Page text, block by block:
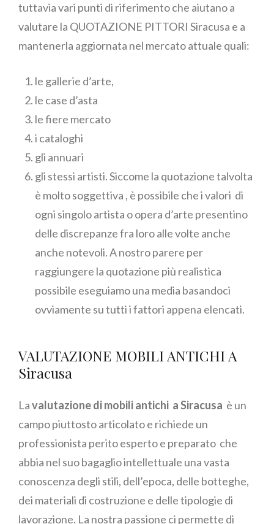
tuttavia vari punti di riferimento che aiutano a
valutare la QUOTAZIONE PITTORI Siracusa e a
mantenerla aggiornata nel mercato attuale quali:
le gallerie d’arte,
le case d’asta
le fiere mercato
i cataloghi
gli annuari
gli stessi artisti. Siccome la quotazione talvolta
è molto soggettiva , è possibile che i valori di
ogni singolo artista o opera d’arte presentino
delle discrepanze fra loro alle volte anche
anche notevoli. A nostro parere per
raggiungere la quotazione più realistica
possibile eseguiamo una media basandoci
ovviamente su tutti i fattori appena elencati.
VALUTAZIONE MOBILI ANTICHI A
Siracusa
Lavalutazione di mobili antichi a Siracusa è un
campo piuttosto articolato e richiede un
professionista perito esperto e preparato che
abbia nel suo bagaglio intellettuale una vasta
conoscenza degli stili, dell’epoca, delle botteghe,
dei materiali di costruzione e delle tipologie di
lavorazione. La nostra passione ci permette di